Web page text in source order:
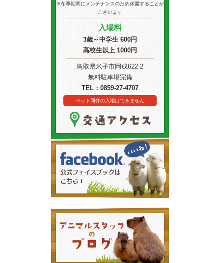
※冬季期間にメンテナンスのため休園することが
ございます
入場料
3歳～中学生 600円
高校生以上 1000円
鳥取県米子市岡成622-2
無料駐車場完備
TEL：0859-27-4707
ペット同伴の入場はできません